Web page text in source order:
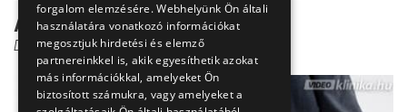
A gyomorhurut diagnózisa
Dr. Bene László
forgalom elemzésére. Webhelyünk Ön általi
használatára vonatkozó információkat
megosztjuk hirdetési és elemző
partnereinkkel is, akik egyesíthetik azokat
más információkkal, amelyeket Ön
biztosított számukra, vagy amelyeket a